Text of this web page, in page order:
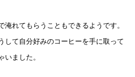
淹れてもらうこともできるようです。
して自分好みのコーヒーを手に取って
いました。